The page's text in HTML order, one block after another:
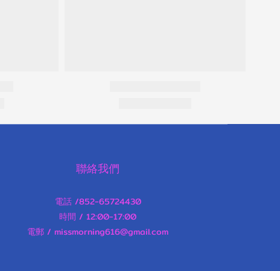
聯絡我們
電話 /852-65724430
時間 / 12:00-17:00
電郵 / missmorning616@gmail.com